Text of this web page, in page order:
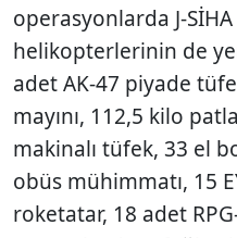
operasyonlarda J-
helikopterlerinin de
adet AK-47 piyade
mayını, 112,5 kilo
makinalı tüfek, 33 el
obüs mühimmatı, 15
roketatar, 18 adet